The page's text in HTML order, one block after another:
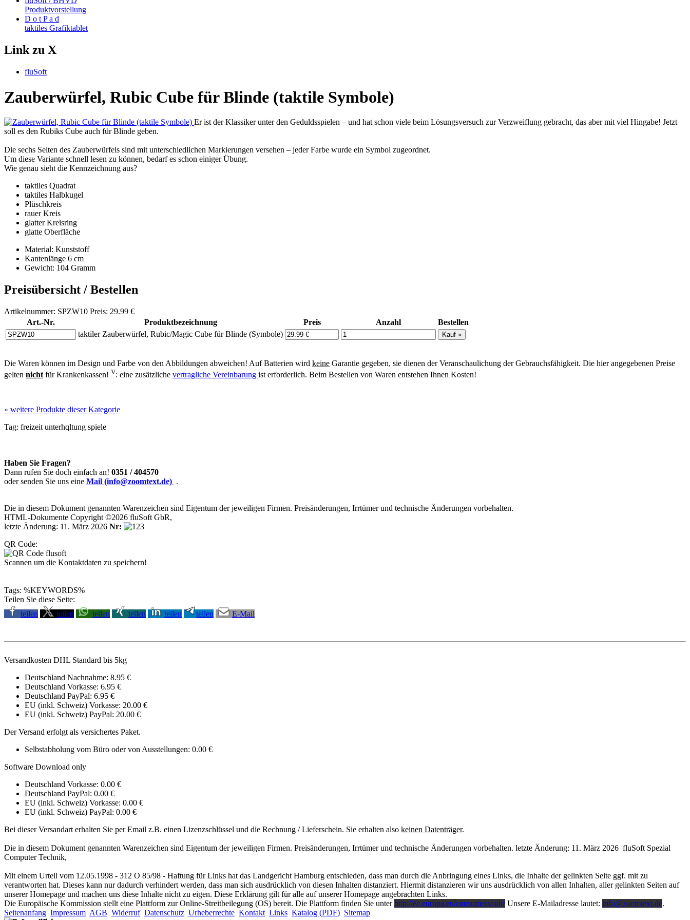
Produktvorstellung
D o t P a d
taktiles Grafiktablet
Link zu X
fluSoft
Zauberwürfel, Rubic Cube für Blinde (taktile Symbole)
Er ist der Klassiker unter den Geduldsspielen – und hat schon viele beim Lösungsversuch zur Verzweiflung gebracht, das aber mit viel Hingabe! Jetzt
soll es den Rubiks Cube auch für Blinde geben.
Die sechs Seiten des Zauberwürfels sind mit unterschiedlichen Markierungen versehen – jeder Farbe wurde ein Symbol zugeordnet.
Um diese Variante schnell lesen zu können, bedarf es schon einiger Übung.
Wie genau sieht die Kennzeichnung aus?
taktiles Quadrat
taktiles Halbkugel
Plüschkreis
rauer Kreis
glatter Kreisring
glatte Oberfläche
Material: Kunststoff
Kantenlänge 6 cm
Gewicht: 104 Gramm
Preisübersicht / Bestellen
Artikelnummer: SPZW10 Preis: 29.99 €
Art.-Nr.
Produktbezeichnung Preis Anzahl
Bestellen
taktiler Zauberwürfel, Rubic/Magic Cube für Blinde (Symbole)
Die Waren können im Design und Farbe von den Abbildungen abweichen! Auf Batterien wird keine Garantie gegeben, sie dienen der Veranschaulichung der Gebrauchsfähigkeit. Die hier angegebenen Preise
gelten nicht für Krankenkassen! V: eine zusätzliche vertragliche Vereinbarung ist erforderlich. Beim Bestellen von Waren entstehen Ihnen Kosten!
» weitere Produkte dieser Kategorie
Tag: freizeit unterhqltung spiele
Haben Sie Fragen?
Dann rufen Sie doch einfach an! 0351 / 404570
oder senden Sie uns eine Mail (info@zoomtext.de) .
Die in diesem Dokument genannten Warenzeichen sind Eigentum der jeweiligen Firmen. Preisänderungen, Irrtümer und technische Änderungen vorbehalten.
HTML-Dokumente Copyright ©2026 fluSoft GbR,
letzte Änderung: 11. März 2026 Nr:
QR Code:
Scannen um die Kontaktdaten zu speichern!
Tags: %KEYWORDS%
Teilen Sie diese Seite:
teilen
teilen teilen teilen teilen teilen E-Mail
Versandkosten DHL Standard bis 5kg
Deutschland Nachnahme: 8.95 €
Deutschland Vorkasse: 6.95 €
Deutschland PayPal: 6.95 €
EU (inkl. Schweiz) Vorkasse: 20.00 €
EU (inkl. Schweiz) PayPal: 20.00 €
Der Versand erfolgt als versichertes Paket.
Selbstabholung vom Büro oder von Ausstellungen: 0.00 €
Software Download only
Deutschland Vorkasse: 0.00 €
Deutschland PayPal: 0.00 €
EU (inkl. Schweiz) Vorkasse: 0.00 €
EU (inkl. Schweiz) PayPal: 0.00 €
Bei dieser Versandart erhalten Sie per Email z.B. einen Lizenzschlüssel und die Rechnung / Lieferschein. Sie erhalten also keinen Datenträger.
Die in diesem Dokument genannten Warenzeichen sind Eigentum der jeweiligen Firmen. Preisänderungen, Irrtümer und technische Änderungen vorbehalten. letzte Änderung: 11. März 2026 fluSoft Spezial
Computer Technik,
Mit einem Urteil vom 12.05.1998 - 312 O 85/98 - Haftung für Links hat das Landgericht Hamburg entschieden, dass man durch die Anbringung eines Links, die Inhalte der gelinkten Seite ggf. mit zu
verantworten hat. Dieses kann nur dadurch verhindert werden, dass man sich ausdrücklich von diesen Inhalten distanziert. Hiermit distanzieren wir uns ausdrücklich von allen Inhalten, aller gelinkten Seiten auf
unserer Homepage und machen uns diese Inhalte nicht zu eigen. Diese Erklärung gilt für alle auf unserer Homepage angebrachten Links.
Die Europäische Kommission stellt eine Plattform zur Online-Streitbeilegung (OS) bereit. Die Plattform finden Sie unterhttp://ec.europa.eu/consumers/odr/Unsere E-Mailadresse lautet: info@zoomtext.de.
Seitenanfang Impressum AGB Widerruf Datenschutz Urheberrechte Kontakt Links Katalog (PDF) Sitemap